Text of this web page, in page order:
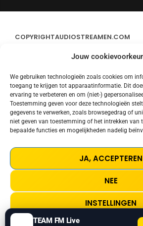
Jouw
We gebruiken technologieën zoals cookies om
toegang te krijgen tot apparaatinformatie. Dit
ervaring te verbeteren en om (niet-)
Toestemming geven voor deze technologieën
gegevens te verwerken, zoals browsegedrag of
niet geven van toestemming of het intrekken van
bepaalde functies en mogelijkheden nadelig
JA, ACCEPTEREN
NEE
INSTELLINGEN
COPYRIGHTAUDIOSTREAMEN.COM
CONTACT
STREAMS
COOKIE POLICY (EU)
TEAM FM Live